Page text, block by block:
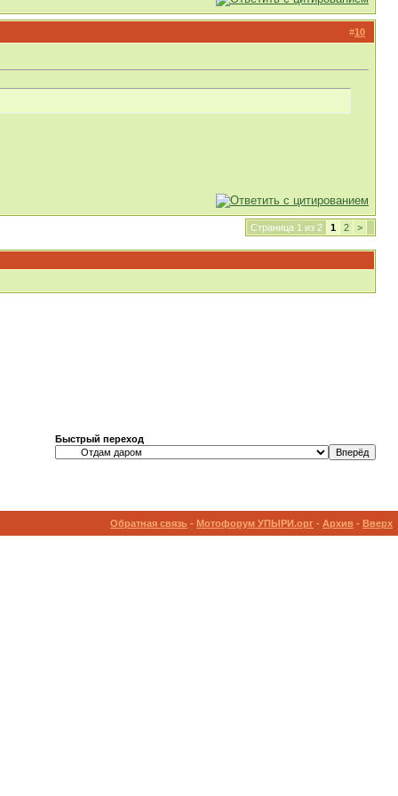
#10
Страница 1 из 2 1 2 >
Быстрый переход
Обратная связь - Мотофорум УПЫРИ.орг - Архив - Вверх